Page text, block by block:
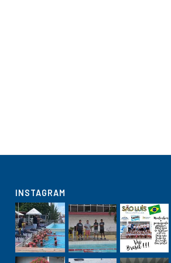
INSTAGRAM